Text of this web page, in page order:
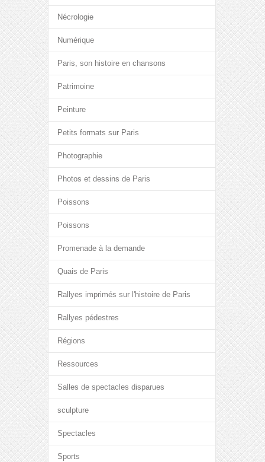
Nécrologie
Numérique
Paris, son histoire en chansons
Patrimoine
Peinture
Petits formats sur Paris
Photographie
Photos et dessins de Paris
Poissons
Poissons
Promenade à la demande
Quais de Paris
Rallyes imprimés sur l'histoire de Paris
Rallyes pédestres
Régions
Ressources
Salles de spectacles disparues
sculpture
Spectacles
Sports